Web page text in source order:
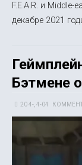
F.E.A.R. и
декабре 2021
Бэтмене
20 4-, 4-04